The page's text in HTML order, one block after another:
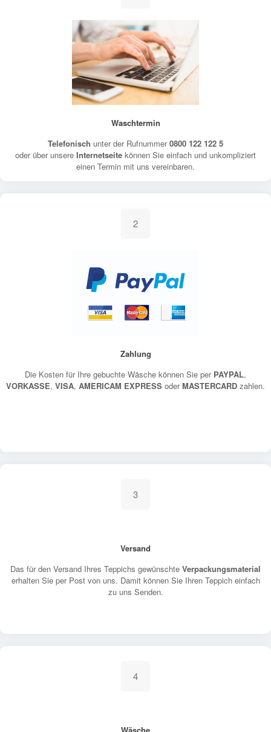
Waschtermin
Telefonisch unter der Rufnummer0800 122 122 5
oder über unsere Internetseite können Sie einfach und unkompliziert
einen Termin mit uns vereinbaren.
2
Zahlung
Die Kosten für Ihre gebuchte Wäsche können Sie per PAYPAL,
VORKASSE, VISA, AMERICAM EXPRESS oderMASTERCARD zahlen.
3
Versand
Das für den Versand Ihres Teppichs gewünschte Verpackungsmaterial
erhalten Sie per Post von uns. Damit können Sie Ihren Teppich einfach
zu uns Senden.
4
Wäsche